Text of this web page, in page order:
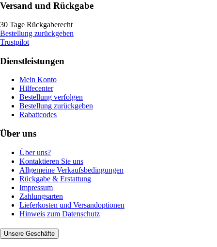
Versand und Rückgabe
30 Tage Rückgaberecht
Bestellung zurückgeben
Trustpilot
Dienstleistungen
Mein Konto
Hilfecenter
Bestellung verfolgen
Bestellung zurückgeben
Rabattcodes
Über uns
Über uns?
Kontaktieren Sie uns
Allgemeine Verkaufsbedingungen
Rückgabe & Erstattung
Impressum
Zahlungsarten
Lieferkosten und Versandoptionen
Hinweis zum Datenschutz
Unsere Geschäfte